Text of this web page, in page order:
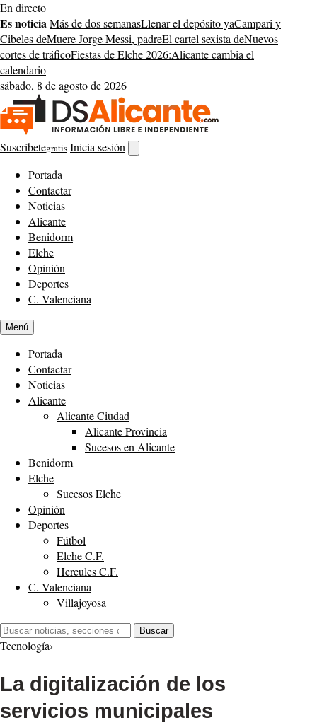
Saltar
al
contenido
En directo
Es noticiaMás de dos semanasLlenar el depósito yaCampari y
Cibeles deMuere Jorge Messi, padreEl cartel sexista deNuevos
cortes de tráficoFiestas de Elche 2026:Alicante cambia el
calendario
sábado, 8 de agosto de 2026
Suscríbetegratis Inicia sesión
buscador
Portada
Contactar
Noticias
Alicante
Benidorm
Elche
Opinión
Deportes
C. Valenciana
Menú
Portada
Contactar
Noticias
Alicante
Alicante Ciudad
Alicante Provincia
Sucesos en Alicante
Benidorm
Elche
Sucesos Elche
Opinión
Deportes
Fútbol
Elche C.F.
Hercules C.F.
C. Valenciana
Villajoyosa
Buscar:
Buscar
Tecnología›
La digitalización de los
servicios municipales